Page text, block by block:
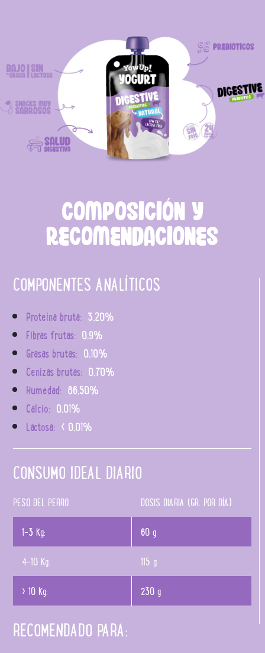
COMPOSICIÓN Y
RECOMENDACIONES
COMPONENTES ANALÍTICOS
Proteína bruta: 3,20%
Fibras frutas: 0,9%
Grasas brutas: 0,10%
Cenizas brutas: 0,70%
Humedad: 86,50%
Calcio: 0,01%
Lactosa: < 0,01%
CONSUMO IDEAL DIARIO
PESO DEL PERRO
DOSIS DIARIA (GR. POR DÍA)
1-3 Kg:
60 g
4-10 Kg:
115 g
> 10 Kg:
230 g
RECOMENDADO PARA: